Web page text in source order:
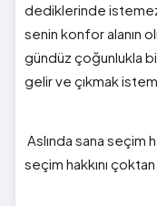
dediklerinde
senin konfor alanın
gündüz çoğunlukla
gelir ve çıkmak
Aslında sana seçim
seçim hakkını